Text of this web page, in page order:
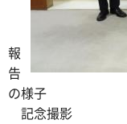
報
告
の
記念撮影